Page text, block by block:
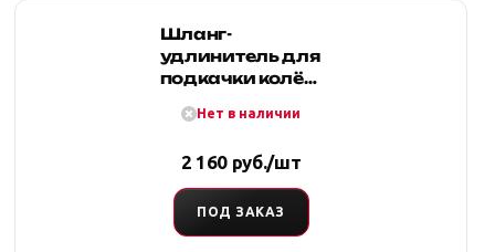
Шланг-
удлинитель для
подкачки колёс
папа)Нет в наличии
2 160 руб./шт
ПОД ЗАКАЗ